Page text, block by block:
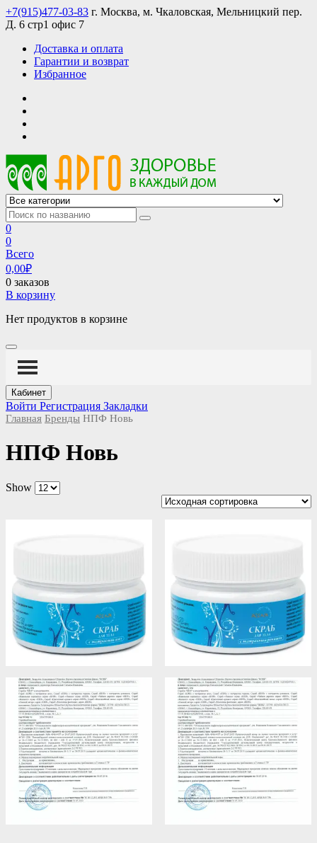
Skip
to
+7(915)477-03-83 г. Москва, м. Чкаловская, Мельницкий пер.
Д. 6 стр1 офис 7
Доставка и оплата
Гарантии и возврат
Избранное
АРГО интернет магазин, доставка в Москве и по всей России
АРГО каталог каталог продукции, официальные цены
0
0
Всего
0,00₽
0 заказов
В корзину
Нет продуктов в корзине
Кабинет
Войти Регистрация Закладки
Главная Бренды НПФ Новь
НПФ Новь
Show